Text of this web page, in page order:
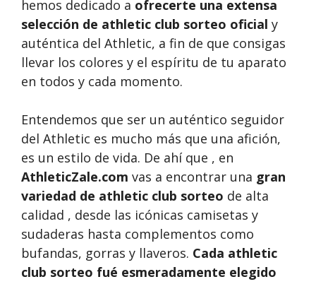
hemos dedicado a ofrecerte una extensa
selección de athletic club sorteo oficial y
auténtica del Athletic, a fin de que consigas
llevar los colores y el espíritu de tu aparato
en todos y cada momento.
Entendemos que ser un auténtico seguidor
del Athletic es mucho más que una afición,
es un estilo de vida. De ahí que , en
AthleticZale.com vas a encontrar una gran
variedad de athletic club sorteo de alta
calidad , desde las icónicas camisetas y
sudaderas hasta complementos como
bufandas, gorras y llaveros. Cada athletic
club sorteo fué esmeradamente elegido